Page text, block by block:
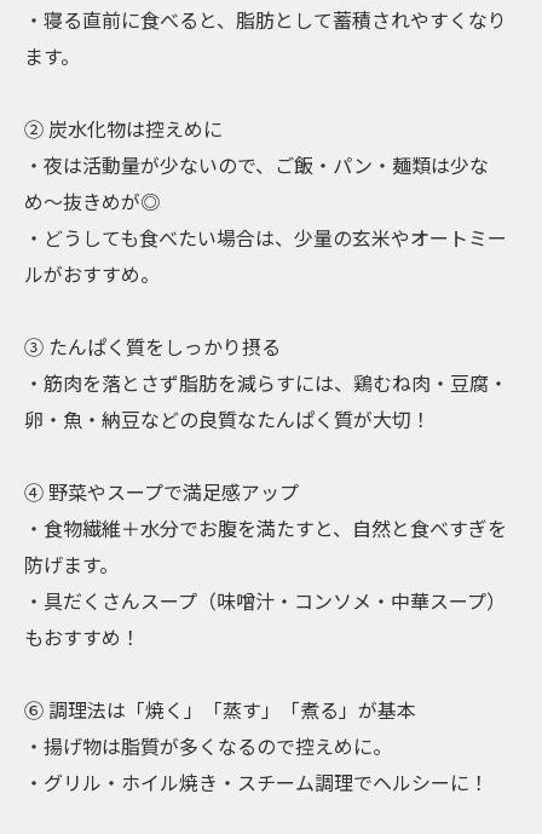
・寝る直前に食べると、脂肪として蓄積されやすくなり
ます。
② 炭水化物は控えめに
・夜は活動量が少ないので、ご飯・パン・麺類は少な
め〜抜きめが◎
・どうしても食べたい場合は、少量の玄米やオートミー
ルがおすすめ。
③ たんぱく質をしっかり摂る
・筋肉を落とさず脂肪を減らすには、鶏むね肉・豆腐・
卵・魚・納豆などの良質なたんぱく質が大切！
④ 野菜やスープで満足感アップ
・食物繊維＋水分でお腹を満たすと、自然と食べすぎを
防げます。
・具だくさんスープ（味噌汁・コンソメ・中華スープ）
もおすすめ！
⑥ 調理法は「焼く」「蒸す」「煮る」が基本
・揚げ物は脂質が多くなるので控えめに。
・グリル・ホイル焼き・スチーム調理でヘルシーに！